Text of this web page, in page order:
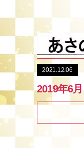
2021.12.06
2019年6月